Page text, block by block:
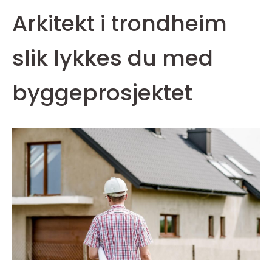
Arkitekt i trondheim
slik lykkes du med
byggeprosjektet